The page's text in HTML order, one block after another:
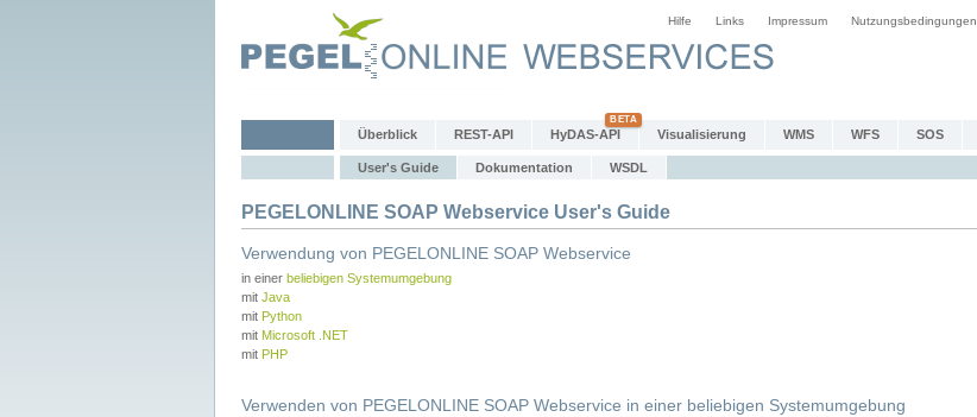
Hilfe Links Impressum Nutzungsbedingungen
Überblick REST-API HyDAS-API Visualisierung WMS WFS SOS
User's Guide Dokumentation WSDL
PEGELONLINE SOAP Webservice User's Guide
Verwendung von PEGELONLINE SOAP Webservice
in einer beliebigen Systemumgebung
mit Java
mit Python
mit Microsoft .NET
mit PHP
Verwenden von PEGELONLINE SOAP Webservice in einer beliebigen Systemumgebung